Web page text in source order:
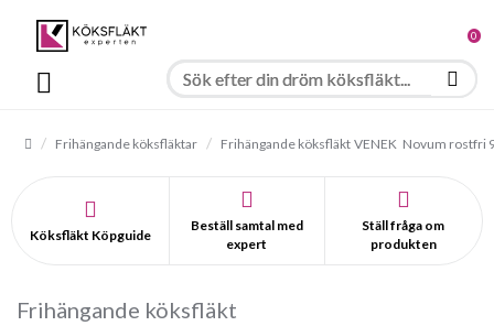
0
Frihängande köksfläktar Frihängande köksfläkt VENEK Novum rostfri
Köksfläkt Köpguide
Beställ samtal med
expert
Ställ fråga om
produkten
Frihängande köksfläkt